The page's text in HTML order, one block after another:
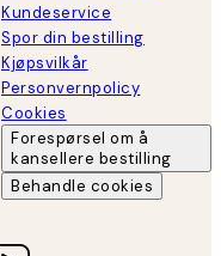
Kundeservice
Spor din bestilling
Kjøpsvilkår
Personvernpolicy
Cookies
Forespørsel om å
kansellere bestilling
Behandle cookies